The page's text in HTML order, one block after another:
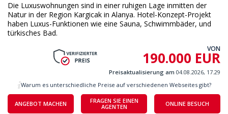
Die Luxuswohnungen sind in einer ruhigen Lage inmitten der
Natur in der Region Kargicak in Alanya. Hotel-Konzept-Projekt
haben Luxus-Funktionen wie eine Sauna, Schwimmbäder, und
türkisches Bad.
VON
190.000 EUR
Preisaktualisierung am 04.08.2026, 17.29
ANGEBOT MACHEN
FRAGEN SIE EINEN
AGENTEN
ONLINE BESUCH
Warum es unterschiedliche Preise auf verschiedenen Webseites gibt?